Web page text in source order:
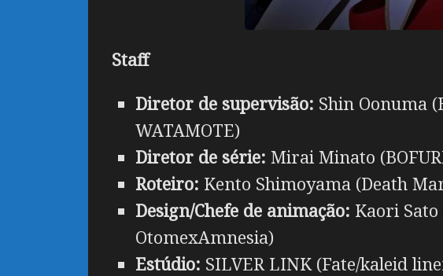
Staff
Diretor de supervisão: Shin Oonuma
WATAMOTE)
Diretor de série: Mirai Minato
Roteiro: Kento Shimoyama (Death
Design/Chefe de animação: Kaori
OtomexAmnesia)
Estúdio: SILVER LINK (Fate/kaleid